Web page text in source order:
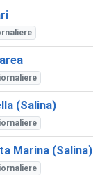
(Salina)
Marina (Salina)